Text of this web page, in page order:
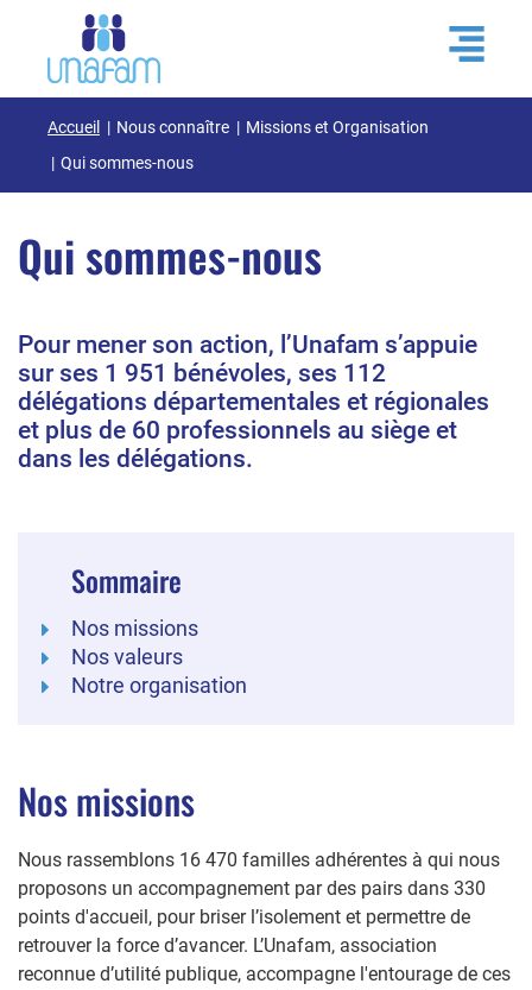
Accueil Nous connaître
Missions et Organisation
Qui sommes-nous
Qui sommes-nous
Pour mener son action, l’Unafam s’appuie
sur ses 1 951 bénévoles, ses 112
délégations départementales et régionales
et plus de 60 professionnels au siège et
dans les délégations.
Sommaire
Nos missions
Nos valeurs
Notre organisation
Nos missions
Nous rassemblons 16 470 familles adhérentes à qui nous
proposons un accompagnement par des pairs dans 330
points d'accueil, pour briser l’isolement et permettre de
retrouver la force d’avancer. L’Unafam, association
reconnue d’utilité publique, accompagne l'entourage de ces